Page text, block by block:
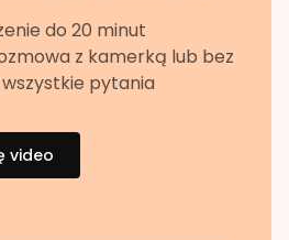
do 20 minut
z kamerką lub bez
pytania
video